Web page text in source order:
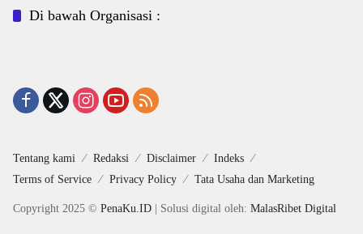
Di bawah Organisasi :
Tentang kami Redaksi Disclaimer
Indeks
Terms of Service
Privacy Policy Tata Usaha dan Marketing
Copyright 2025 © PenaKu.ID | Solusi digital oleh: MalasRibet Digital